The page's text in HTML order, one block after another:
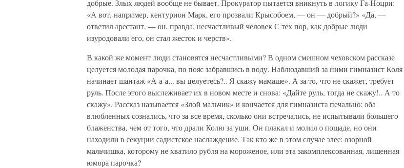
добрые. Злых людей вообще не бывает. Прокуратор пытается вникнуть в логику Га-Ноцри:
«А вот, например, кентурион Марк, его прозвали Крысобоем, — он — добрый?» «Да, —
ответил арестант, — он, правда, несчастливый человек С тех пор, как добрые люди
изуродовали его, он стал жесток и черств».
В какой же момент люди становятся несчастливыми? В одном смешном чеховском рассказе
целуется молодая парочка, по пояс забравшись в воду. Наблюдавший за ними гимназист Коля
начинает шантаж «А-а-а... вы целуетесь?.. Я скажу мамаше». А за то, что не скажет, требует
руль. После этого выслеживает их в новом месте и снова: «Дайте руль, тогда не скажу!.. А то
скажу». Рассказ называется «Злой мальчик» и кончается для гимназиста печально: оба
влюбленных сознались, что за все время, сколько они встречались, не испытывали большего
блаженства, чем от того, что драли Колю за уши. Он плакал и молил о пощаде, но они
находили в секуции садистское наслаждение. Так кто же в этом случае злее: озорной
мальчишка, которому не хватило рубля на мороженое, или эта закомплексованная, лишенная
юмора парочка?